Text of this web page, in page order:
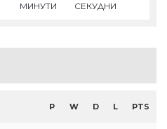
МИНУТИ СЕКУДНИ
P W D L PTS